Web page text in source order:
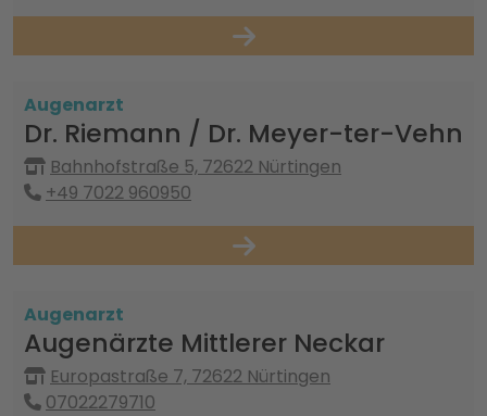
Augenarzt
Dr. Riemann / Dr. Meyer-ter-Vehn
Bahnhofstraße 5, 72622 Nürtingen
+49 7022 960950
Augenarzt
Augenärzte Mittlerer Neckar
Europastraße 7, 72622 Nürtingen
07022279710